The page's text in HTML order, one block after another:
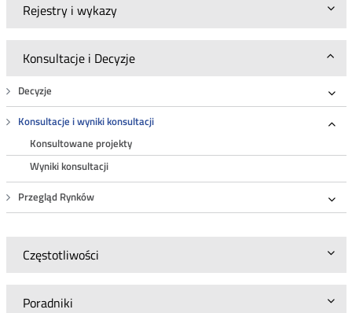
Rejestry i wykazy
Konsultacje i Decyzje
Decyzje
Konsultacje i wyniki konsultacji
Konsultowane projekty
Wyniki konsultacji
Przegląd Rynków
Częstotliwości
Poradniki